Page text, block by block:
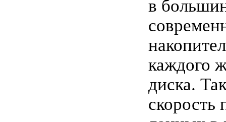
в
каждого
диска.
скорость